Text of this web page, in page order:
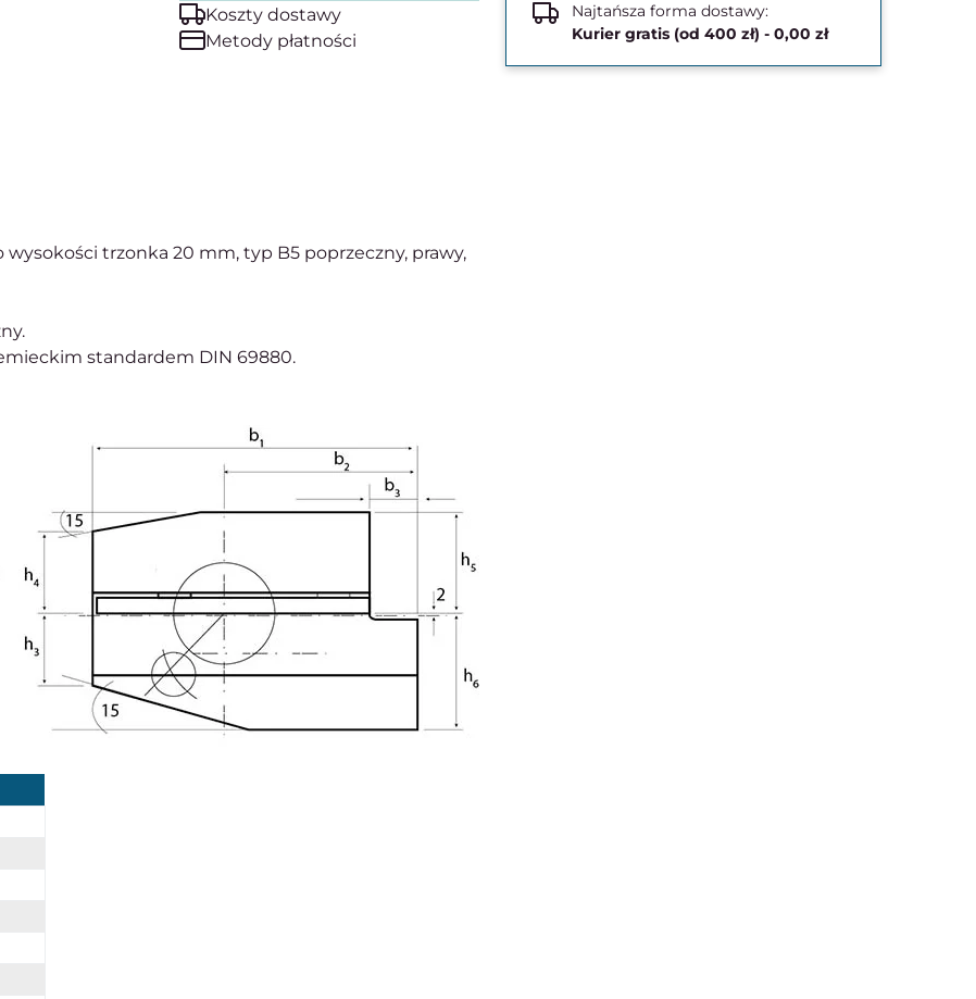
Koszty dostawy
Metody płatności
Najtańsza forma dostawy:
Kurier gratis (od 400 zł) - 0,00 zł
wysokości trzonka 20 mm, typ B5 poprzeczny, prawy,
standardem DIN 69880.